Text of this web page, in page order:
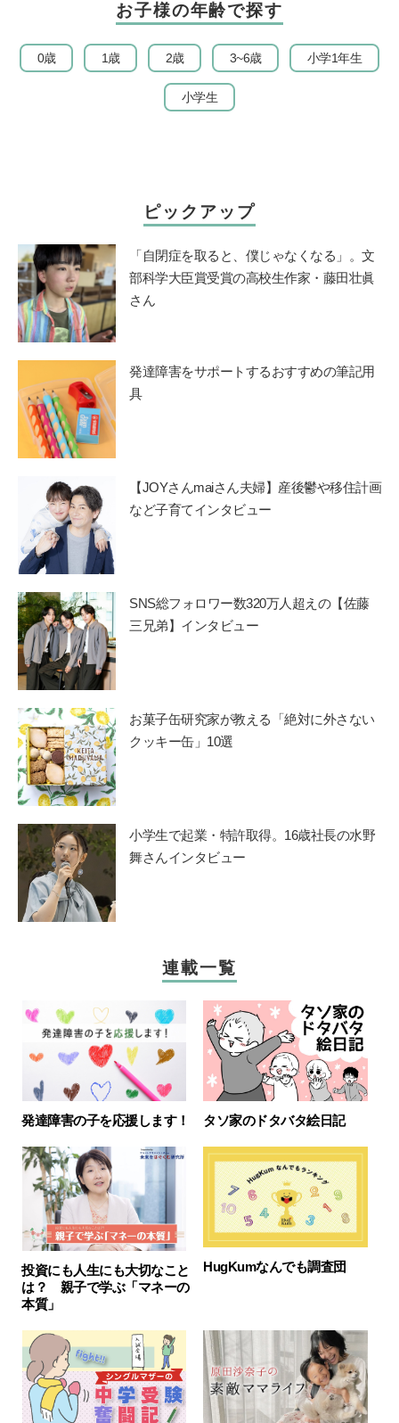
お子様の年齢で探す
0歳 1歳 2歳 3~6歳 小学1年生
小学生
ピックアップ
「自閉症を取ると、僕じゃなくなる」。文
部科学大臣賞受賞の高校生作家・藤田壮眞
さん
発達障害をサポートするおすすめの筆記用
具
【JOYさんmaiさん夫婦】産後鬱や移住計画
など子育てインタビュー
SNS総フォロワー数320万人超えの【佐藤
三兄弟】インタビュー
お菓子缶研究家が教える「絶対に外さない
クッキー缶」10選
小学生で起業・特許取得。16歳社長の水野
舞さんインタビュー
連載一覧
発達障害の子を応援します！ タソ家のドタバタ絵日記
投資にも人生にも大切なこと
は？ 親子で学ぶ「マネーの
本質」
HugKumなんでも調査団